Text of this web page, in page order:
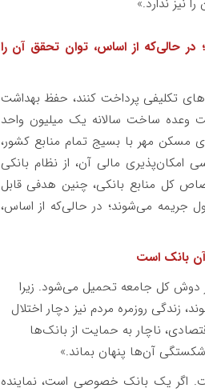
حالی‌که از اساس، توان تحقق آن را
تکلیفی پرداخت کنند، حفظ بهداشت
وعده ساخت سالانه یک میلیون واحد
مسکن مهر با بسیج تمام منابع کشور،
بررسی امکان‌پذیری مالی آن، از نظام بانکی
کل منابع بانکی، چنین هدفی قابل
می‌شوند؛ در حالی‌که از اساس،
بانک است
دوش کل جامعه تحمیل می‌شود. زیرا
زندگی روزمره مردم نیز دچار اختلال
ناچار به حمایت از بانک‌ها
آن‌ها پنهان بماند.»
اگر یک بانک خصوصی است، نماینده